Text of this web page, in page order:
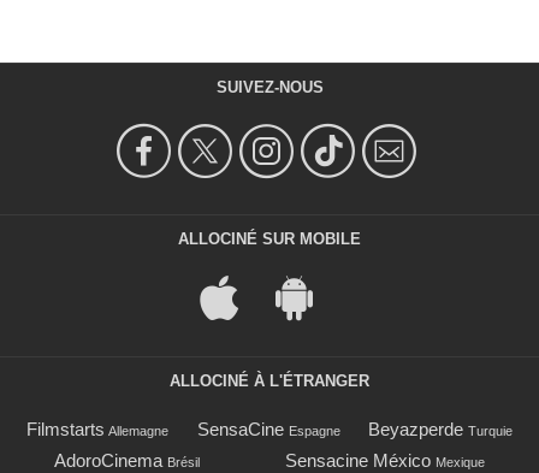
SUIVEZ-NOUS
ALLOCINÉ SUR MOBILE
ALLOCINÉ À L'ÉTRANGER
Filmstarts Allemagne SensaCine Espagne Beyazperde Turquie
AdoroCinema Brésil Sensacine México Mexique